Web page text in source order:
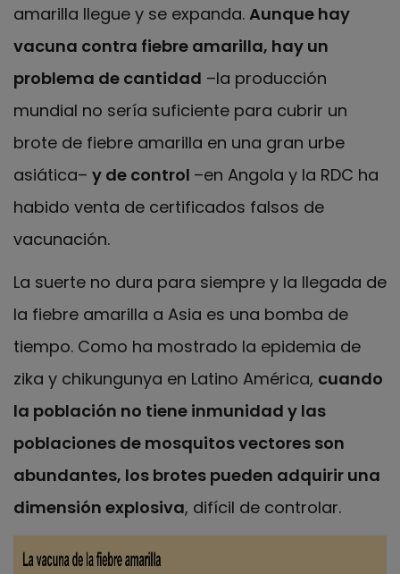
amarilla llegue y se expanda. Aunque hay
vacuna contra fiebre amarilla, hay un
problema de cantidad –la producción
mundial no sería suficiente para cubrir un
brote de fiebre amarilla en una gran urbe
asiática– y de control –en Angola y la RDC ha
habido venta de certificados falsos de
vacunación.
La suerte no dura para siempre y la llegada de
la fiebre amarilla a Asia es una bomba de
tiempo. Como ha mostrado la epidemia de
zika y chikungunya en Latino América, cuando
la población no tiene inmunidad y las
poblaciones de mosquitos vectores son
abundantes, los brotes pueden adquirir una
dimensión explosiva, difícil de controlar.